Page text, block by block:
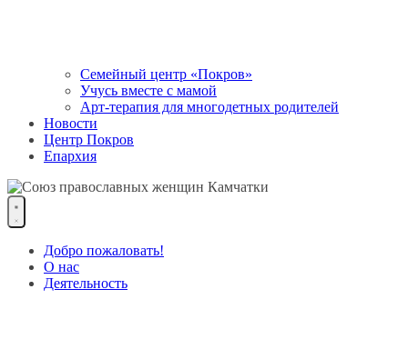
Семейный центр «Покров»
Учусь вместе с мамой
Арт-терапия для многодетных родителей
Новости
Центр Покров
Епархия
Добро пожаловать!
О нас
Деятельность